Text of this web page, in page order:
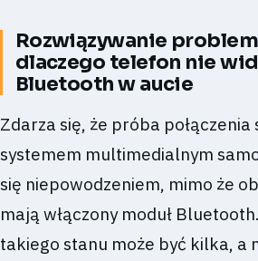
Rozwiązywanie
dlaczego telefon nie
Bluetooth w aucie
Zdarza się, że próba
systemem multimedialnym
się niepowodzeniem, mimo że
mają włączony moduł
takiego stanu może być kilka, a